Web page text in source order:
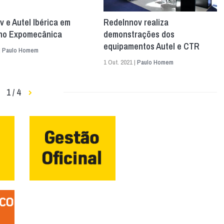
e Autel Ibérica em
Expomecânica
Paulo Homem
RedeInnov realiza
demonstrações dos
equipamentos Autel e CTR
1 Out. 2021 |Paulo Homem
1 / 4